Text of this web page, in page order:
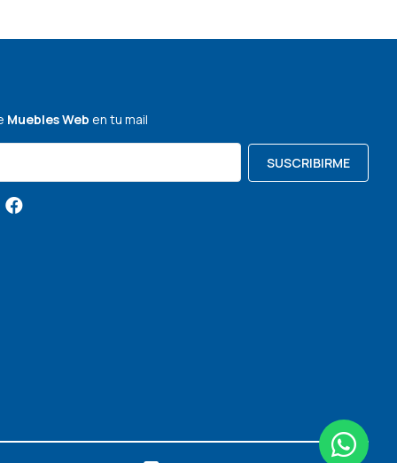
Muebles Web en tu mail
SUSCRIBIRME